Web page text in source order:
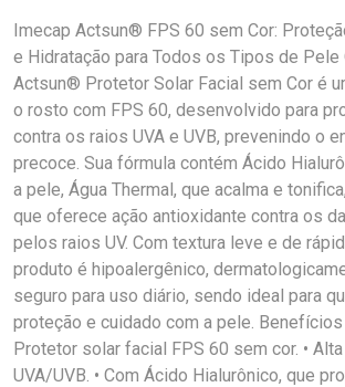
Imecap Actsun® FPS 60 sem Cor:
e Hidratação para Todos os Tipos de Pele
Actsun® Protetor Solar Facial sem Cor é
o rosto com FPS 60, desenvolvido para
contra os raios UVA e UVB, prevenindo o
precoce. Sua fórmula contém Ácido
a pele, Água Thermal, que acalma e
que oferece ação antioxidante contra os
pelos raios UV. Com textura leve e de
produto é hipoalergênico,
seguro para uso diário, sendo ideal para
proteção e cuidado com a pele.
Protetor solar facial FPS 60 sem cor. •
UVA/UVB. • Com Ácido Hialurônico, que